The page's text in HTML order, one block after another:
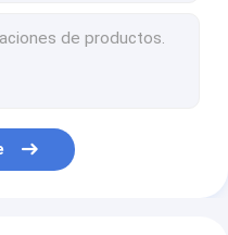
de Eletrofusão da tubulação do PE
Welding do ar quente de ZEMO
plásticas 1.5KG com auto função refrigerando